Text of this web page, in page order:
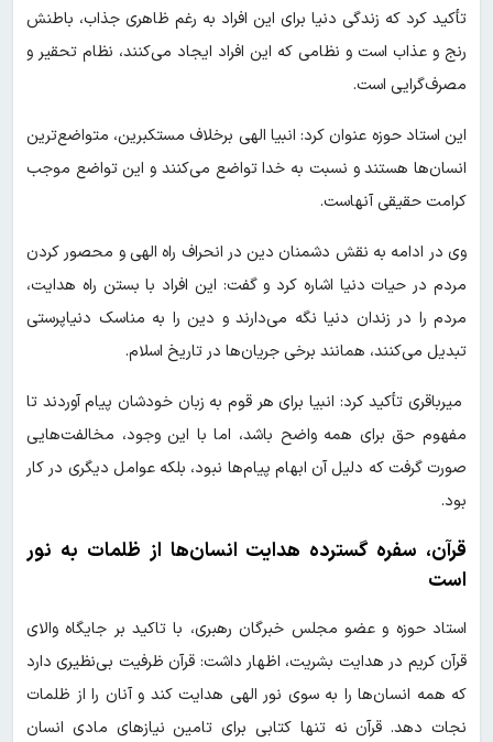
تأکید کرد که زندگی دنیا برای این افراد به رغم ظاهری جذاب، باطنش
رنج و عذاب است و نظامی که این افراد ایجاد می‌کنند، نظام تحقیر و
مصرف‌گرایی است.
این استاد حوزه عنوان کرد: انبیا الهی برخلاف مستکبرین، متواضع‌ترین
انسان‌ها هستند و نسبت به خدا تواضع می‌کنند و این تواضع موجب
کرامت حقیقی آنهاست.
وی در ادامه به نقش دشمنان دین در انحراف راه الهی و محصور کردن
مردم در حیات دنیا اشاره کرد و گفت: این افراد با بستن راه هدایت،
مردم را در زندان دنیا نگه می‌دارند و دین را به مناسک دنیاپرستی
تبدیل می‌کنند، همانند برخی جریان‌ها در تاریخ اسلام.
میرباقری تأکید کرد: انبیا برای هر قوم به زبان خودشان پیام آوردند تا
مفهوم حق برای همه واضح باشد، اما با این وجود، مخالفت‌هایی
صورت گرفت که دلیل آن ابهام پیام‌ها نبود، بلکه عوامل دیگری در کار
بود.
قرآن، سفره گسترده هدایت انسان‌ها از ظلمات به نور
است
استاد حوزه و عضو مجلس خبرگان رهبری، با تاکید بر جایگاه والای
قرآن کریم در هدایت بشریت، اظهار داشت: قرآن ظرفیت بی‌نظیری دارد
که همه انسان‌ها را به سوی نور الهی هدایت کند و آنان را از ظلمات
نجات دهد. قرآن نه تنها کتابی برای تامین نیازهای مادی انسان